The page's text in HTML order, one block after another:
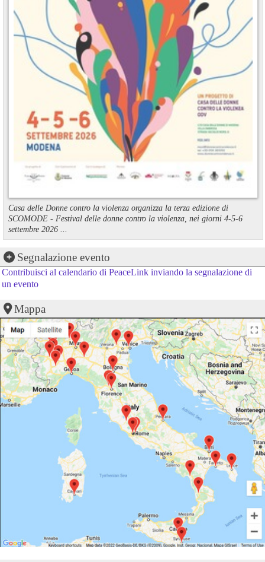
Casa delle Donne contro la violenza organizza la terza edizione di
SCOMODE - Festival delle donne contro la violenza, nei giorni 4-5-6
settembre 2026 ...
Segnalazione evento
Contribuisci al calendario di PeaceLink inviando la segnalazione di
un evento
Mappa